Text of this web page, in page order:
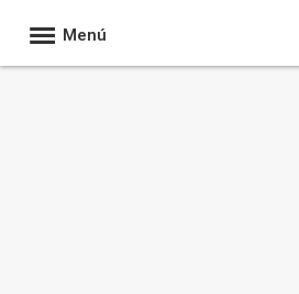
Menú